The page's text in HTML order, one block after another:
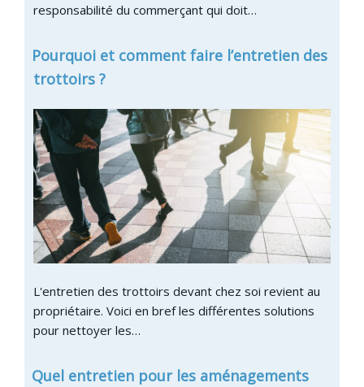
responsabilité du commerçant qui doit…
Pourquoi et comment faire l’entretien des
trottoirs ?
L'entretien des trottoirs devant chez soi revient au
propriétaire. Voici en bref les différentes solutions
pour nettoyer les…
Quel entretien pour les aménagements